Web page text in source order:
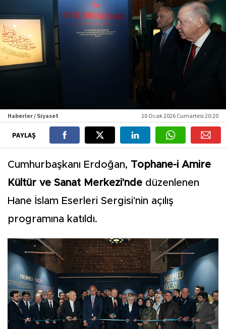
Haberler / Siyaset 10 Ocak 2026 Cumartesi 20:20
PAYLAŞ
Cumhurbaşkanı Erdoğan, Tophane-i Amire
Kültür ve Sanat Merkezi'nde düzenlenen
Hane İslam Eserleri Sergisi'nin açılış
programına katıldı.